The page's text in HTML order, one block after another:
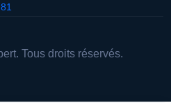
Tous droits réservés.